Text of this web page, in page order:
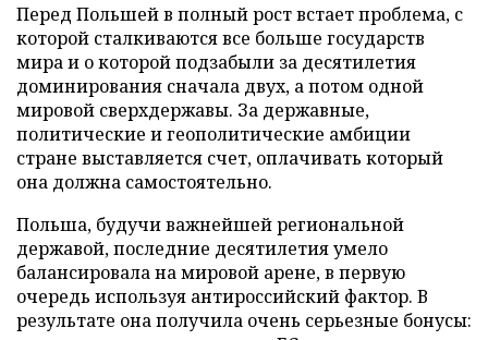
Перед Польшей в полный рост встает проблема, с
которой сталкиваются все больше государств
мира и о которой подзабыли за десятилетия
доминирования сначала двух, а потом одной
мировой сверхдержавы. За державные,
политические и геополитические амбиции
стране выставляется счет, оплачивать который
она должна самостоятельно.
Польша, будучи важнейшей региональной
державой, последние десятилетия умело
балансировала на мировой арене, в первую
очередь используя антироссийский фактор. В
результате она получила очень серьезные бонусы: